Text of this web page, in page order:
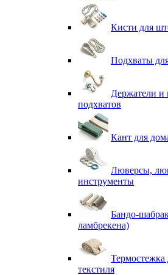
Кисти для
Подхваты
Держатели и
подхватов
Кант для
Люверсы,
инструменты
Бандо-
ламбрекена)
текстиля